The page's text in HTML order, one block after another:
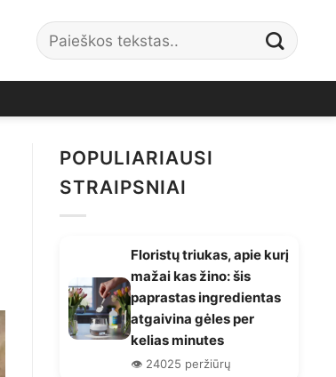
POPULIARIAUSI
STRAIPSNIAI
Floristų triukas, apie kurį
mažai kas žino: šis
paprastas ingredientas
atgaivina gėles per
kelias minutes
👁️ 24025 peržiūrų